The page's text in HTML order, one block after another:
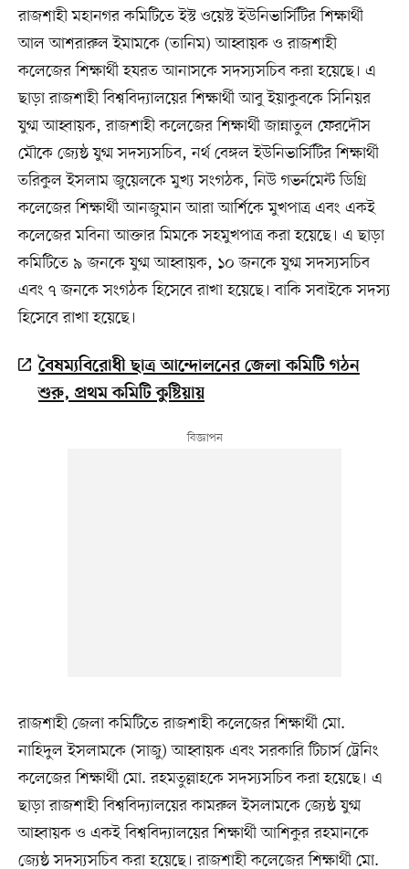
রাজশাহী মহানগর কমিটিতে ইস্ট ওয়েস্ট ইউনিভার্সিটির শিক্ষার্থী
আল আশরারুল ইমামকে (তানিম) আহ্বায়ক ও রাজশাহী
কলেজের শিক্ষার্থী হযরত আনাসকে সদস্যসচিব করা হয়েছে। এ
ছাড়া রাজশাহী বিশ্ববিদ্যালয়ের শিক্ষার্থী আবু ইয়াকুবকে সিনিয়র
যুগ্ম আহ্বায়ক, রাজশাহী কলেজের শিক্ষার্থী জান্নাতুল ফেরদৌস
মৌকে জ্যেষ্ঠ যুগ্ম সদস্যসচিব, নর্থ বেঙ্গল ইউনিভার্সিটির শিক্ষার্থী
তরিকুল ইসলাম জুয়েলকে মুখ্য সংগঠক, নিউ গভর্নমেন্ট ডিগ্রি
কলেজের শিক্ষার্থী আনজুমান আরা আর্শিকে মুখপাত্র এবং একই
কলেজের মবিনা আক্তার মিমকে সহমুখপাত্র করা হয়েছে। এ ছাড়া
কমিটিতে ৯ জনকে যুগ্ম আহ্বায়ক, ১০ জনকে যুগ্ম সদস্যসচিব
এবং ৭ জনকে সংগঠক হিসেবে রাখা হয়েছে। বাকি সবাইকে সদস্য
হিসেবে রাখা হয়েছে।
বৈষম্যবিরোধী ছাত্র আন্দোলনের জেলা কমিটি গঠন
শুরু, প্রথম কমিটি কুষ্টিয়ায়
রাজশাহী জেলা কমিটিতে রাজশাহী কলেজের শিক্ষার্থী মো.
নাহিদুল ইসলামকে (সাজু) আহ্বায়ক এবং সরকারি টিচার্স ট্রেনিং
কলেজের শিক্ষার্থী মো. রহমতুল্লাহকে সদস্যসচিব করা হয়েছে। এ
ছাড়া রাজশাহী বিশ্ববিদ্যালয়ের কামরুল ইসলামকে জ্যেষ্ঠ যুগ্ম
আহ্বায়ক ও একই বিশ্ববিদ্যালয়ের শিক্ষার্থী আশিকুর রহমানকে
জ্যেষ্ঠ সদস্যসচিব করা হয়েছে। রাজশাহী কলেজের শিক্ষার্থী মো.